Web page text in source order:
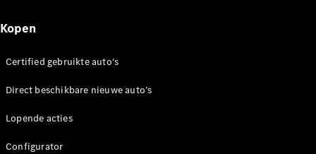
Kopen
Certified gebruikte auto's
Direct beschikbare nieuwe auto’s
Lopende acties
Configurator